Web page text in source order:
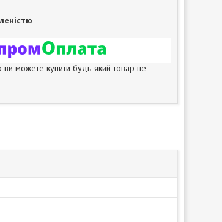
ви можете купити будь-який товар не